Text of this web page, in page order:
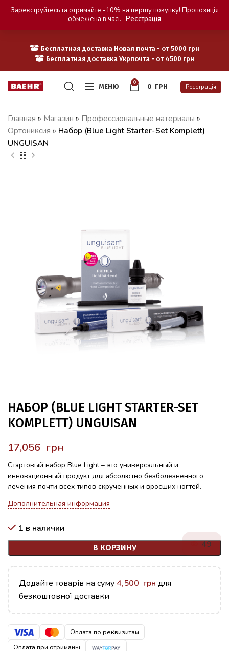
Бесплатная доставка Новая почта - от 5000 грн
Бесплатная доставка Укрпочта - от 4500 грн
МЕНЮ
0
0 ГРН Реєстрація
Главная » Магазин » Профессиональные материалы »
Ортониксия » Набор (Blue Light Starter-Set Komplett)
UNGUISAN
НАБОР (BLUE LIGHT STARTER-SET
KOMPLETT) UNGUISAN
грн
Стартовый набор Blue Light – это универсальный и
инновационный продукт для абсолютно безболезненного
лечения почти всех типов скрученных и вросших ногтей.
Дополнительная информация
1 в наличии
В КОРЗИНУ 49
Додайте товарів на суму 4,500 грн для
безкоштовної доставки
Оплата по реквизитам
Оплата при отриманні
Зареєструйтесь та отримайте -10% на першу покупку! Пропозиція
обмежена в часі. Реєстрація